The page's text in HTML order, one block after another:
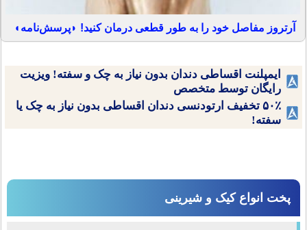
آرتروز مفاصل خود را به طور قطعی درمان کنید! ◗پرسش‌نامه◖
ایمپلنت اقساطی دندان بدون نیاز به چک و سفته! ویزیت
رایگان توسط متخصص
۵۰٪ تخفیف ارتودنسی دندان اقساطی بدون نیاز به چک یا
سفته!
پخت انواع کیک و شیرینی